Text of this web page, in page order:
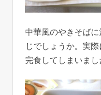
中華風のやきそば
じでしょうか。実
完食してしまいまし